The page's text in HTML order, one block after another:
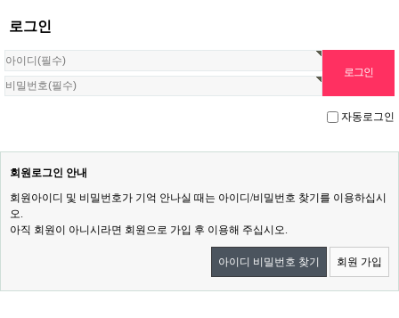
로그인
자동로그인
회원로그인 안내
회원아이디 및 비밀번호가 기억 안나실 때는 아이디/비밀번호 찾기를 이용하십시
오.
아직 회원이 아니시라면 회원으로 가입 후 이용해 주십시오.
아이디 비밀번호 찾기 회원 가입